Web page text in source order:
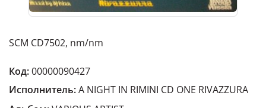
SCM CD7502, nm/nm
Код:00000090427
Исполнитель:A NIGHT IN RIMINI CD ONE RIVAZZURA